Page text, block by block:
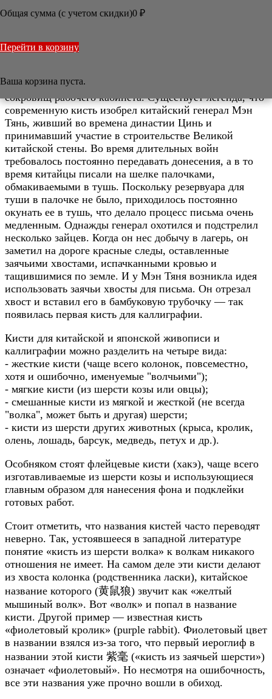
 / Статьи /Кисть
Кисть
просто инструмент художника, а одно из четырёх
сокровищ рабочего кабинета. Существует легенда, что
современную кисть изобрел китайский генерал Мэн
Тянь, живший во времена династии Цинь и
принимавший участие в строительстве Великой
китайской стены. Во время длительных войн
требовалось постоянно передавать донесения, а в то
время китайцы писали на шелке палочками,
обмакиваемыми в тушь. Поскольку резервуара для
туши в палочке не было, приходилось постоянно
окунать ее в тушь, что делало процесс письма очень
медленным. Однажды генерал охотился и подстрелил
несколько зайцев. Когда он нес добычу в лагерь, он
заметил на дороге красные следы, оставленные
заячьими хвостами, испачканными кровью и
тащившимися по земле. И у Мэн Тяня возникла идея
использовать заячьи хвосты для письма. Он отрезал
хвост и вставил его в бамбуковую трубочку — так
появилась первая кисть для каллиграфии.
Кисти для китайской и японской живописи и
каллиграфии можно разделить на четыре вида:
- жесткие кисти (чаще всего колонок, повсеместно,
хотя и ошибочно, именуемые "волчьими");
- мягкие кисти (из шерсти козы или овцы);
- смешанные кисти из мягкой и жесткой (не всегда
"волка", может быть и другая) шерсти;
- кисти из шерсти других животных (крыса, кролик,
олень, лошадь, барсук, медведь, петух и др.).
Особняком стоят флейцевые кисти (хакэ), чаще всего
изготавливаемые из шерсти козы и использующиеся
главным образом для нанесения фона и подклейки
готовых работ.
Стоит отметить, что названия кистей часто переводят
неверно. Так, устоявшееся в западной литературе
понятие «кисть из шерсти волка» к волкам никакого
отношения не имеет. На самом деле эти кисти делают
из хвоста колонка (родственника ласки), китайское
название которого (黄鼠狼) звучит как «желтый
мышиный волк». Вот «волк» и попал в название
кисти. Другой пример — известная кисть
«фиолетовый кролик» (purple rabbit). Фиолетовый цвет
в названии взялся из-за того, что первый иероглиф в
названии этой кисти 紫毫 («кисть из заячьей шерсти»)
означает «фиолетовый». Но несмотря на ошибочность,
все эти названия уже прочно вошли в обиход.
Общая сумма (с учетом скидки)0 ₽
Перейти в корзину
Ваша корзина пуста.